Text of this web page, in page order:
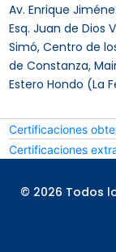
Av. Enrique
Esq. Juan de Dios
Simó, Centro de
de Constanza,
Estero Hondo (La
Certificaciones
Certificaciones
© 2026 Todos